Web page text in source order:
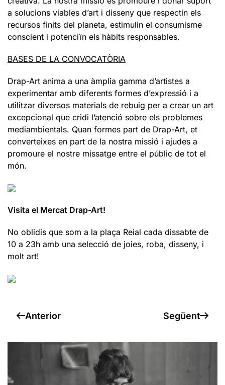
a solucions viables d’art i disseny que respectin els
recursos finits del planeta, estimulin el consumisme
conscient i potenciïn els hàbits responsables.
BASES DE LA CONVOCATÒRIA
Drap-Art anima a una àmplia gamma d’artistes a
experimentar amb diferents formes d’expressió i a
utilitzar diversos materials de rebuig per a crear un art
excepcional que cridi l’atenció sobre els problemes
mediambientals. Quan formes part de Drap-Art, et
converteixes en part de la nostra missió i ajudes a
promoure el nostre missatge entre el públic de tot el
món.
Visita el Mercat Drap-Art!
No oblidis que som a la plaça Reial cada dissabte de
10 a 23h amb una selecció de joies, roba, disseny, i
molt art!
Anterior Següent